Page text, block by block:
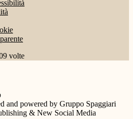
volte
and powered by Gruppo Spaggiari
& New Social Media